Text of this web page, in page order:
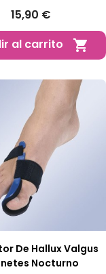
15,90 €
al carrito

De Hallux Valgus
Nocturno